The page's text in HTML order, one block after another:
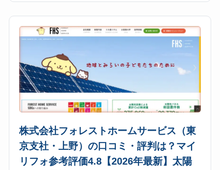
は？
マ
イ
リ
ォ
考
評
価
4.9【2026
年
最
新】
エ
ネ
株
式
会
社
品
川
区）
の
口
コ
株式会社フォレストホームサービス（東
京支社・上野）の口コミ・評判は？マイ
リフォ参考評価4.8【2026年最新】太陽